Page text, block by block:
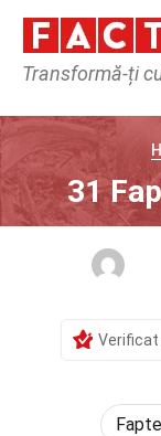
Transformă-ți
31
Verificat